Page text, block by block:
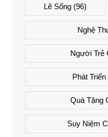
Lẽ Sống (96)
Nghệ
Người Trẻ
Phát
Quà Tặng
Suy Niệm